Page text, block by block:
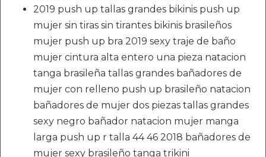
2019 push up tallas grandes bikinis push up
mujer sin tiras sin tirantes bikinis brasileños
mujer push up bra 2019 sexy traje de baño
mujer cintura alta entero una pieza natacion
tanga brasileña tallas grandes bañadores de
mujer con relleno push up brasileño natacion
bañadores de mujer dos piezas tallas grandes
sexy negro bañador natacion mujer manga
larga push up r talla 44 46 2018 bañadores de
mujer sexy brasileño tanga trikini